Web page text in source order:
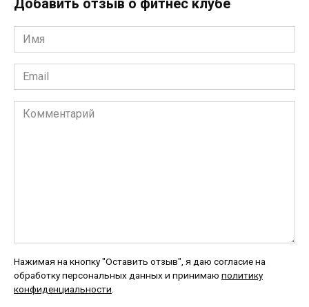
Добавить отзыв о фитнес клубе
Имя
*
Email
*
Комментарий
Нажимая на кнопку "Оставить отзыв", я даю согласие на
обработку персональных данных и принимаю политику
конфиденциальности